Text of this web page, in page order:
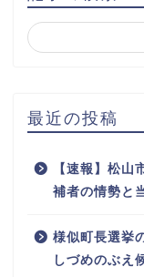
最近の投稿
【速報】松
補者の情勢と
様似町長選挙
しづめのぶえ